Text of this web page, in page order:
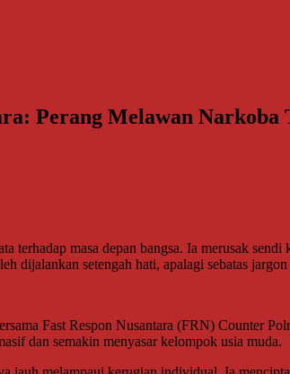
Perang Melawan Narkoba
masa depan bangsa. Ia merusak
dijalankan setengah hati, apalagi sebatas
Fast Respon Nusantara (FRN) Counter
dan semakin menyasar kelompok usia muda.